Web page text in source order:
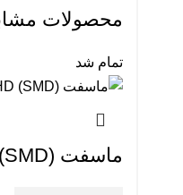
محصولات
تمام شد
ماسفت GB7NC60HD (SMD)